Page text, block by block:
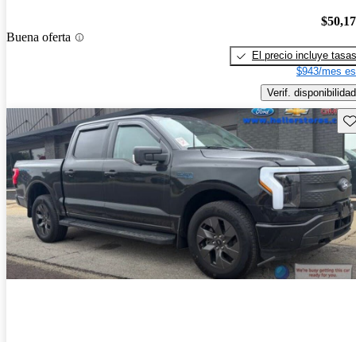
Buena oferta
El precio incluye tasas
$943/mes
Verif. disponibilidad